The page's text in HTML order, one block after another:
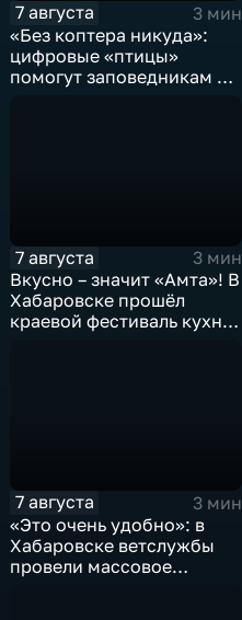
7 августа
3 мин
«Без коптера никуда»:
цифровые «птицы»
помогут заповедникам в
7 августа
3 мин
Вкусно – значит «Амта»! В
Хабаровске прошёл
краевой фестиваль кухни
7 августа
3 мин
«Это очень удобно»: в
Хабаровске ветслужбы
провели массовое